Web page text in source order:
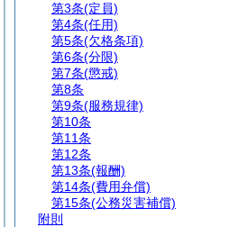
第3条(定員)
第4条(任用)
第5条(欠格条項)
第6条(分限)
第7条(懲戒)
第8条
第9条(服務規律)
第10条
第11条
第12条
第13条(報酬)
第14条(費用弁償)
第15条(公務災害補償)
附則